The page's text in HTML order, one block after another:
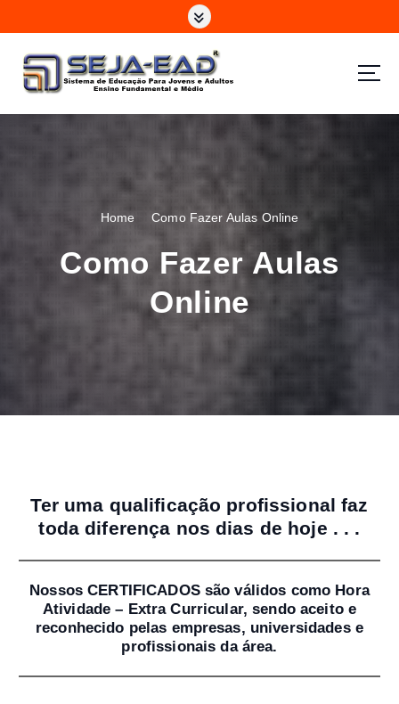
Home Como Fazer Aulas Online
Como Fazer Aulas
Online
Ter uma qualificação profissional faz
toda diferença nos dias de hoje . . .
Nossos CERTIFICADOS são válidos como Hora
Atividade – Extra Curricular, sendo aceito e
reconhecido pelas empresas, universidades e
profissionais da área.